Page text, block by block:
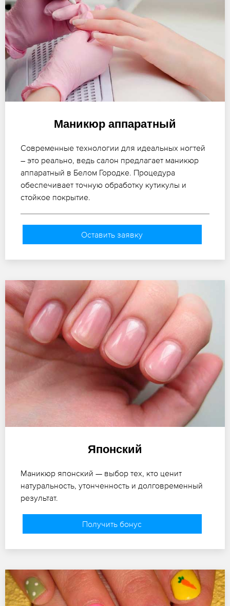
Маникюр аппаратный
Современные технологии для идеальных ногтей
– это реально, ведь салон предлагает маникюр
аппаратный в Белом Городке. Процедура
обеспечивает точную обработку кутикулы и
стойкое покрытие.
Оставить заявку
Японский
Маникюр японский — выбор тех, кто ценит
натуральность, утонченность и долговременный
результат.
Получить бонус